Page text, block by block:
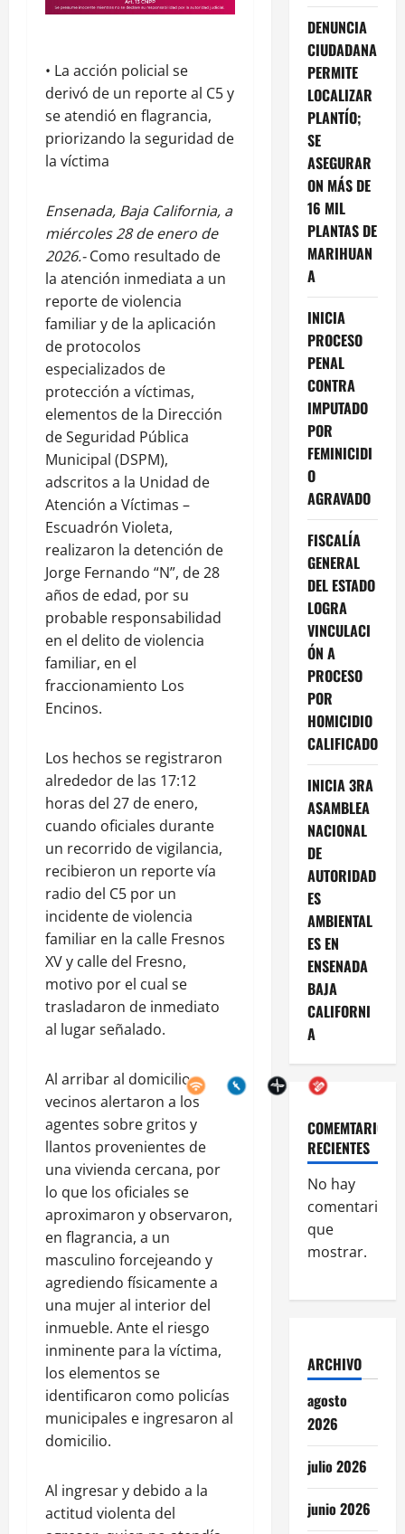
• La acción policial se
derivó de un reporte al C5 y
se atendió en flagrancia,
priorizando la seguridad de
la víctima
Ensenada, Baja California, a
miércoles 28 de enero de
2026.-Como resultado de
la atención inmediata a un
reporte de violencia
familiar y de la aplicación
de protocolos
especializados de
protección a víctimas,
elementos de la Dirección
de Seguridad Pública
Municipal (DSPM),
adscritos a la Unidad de
Atención a Víctimas –
Escuadrón Violeta,
realizaron la detención de
Jorge Fernando “N”, de 28
años de edad, por su
probable responsabilidad
en el delito de violencia
familiar, en el
fraccionamiento Los
Encinos.
Los hechos se registraron
alrededor de las 17:12
horas del 27 de enero,
cuando oficiales durante
un recorrido de vigilancia,
recibieron un reporte vía
radio del C5 por un
incidente de violencia
familiar en la calle Fresnos
XV y calle del Fresno,
motivo por el cual se
trasladaron de inmediato
al lugar señalado.
Al arribar al domicilio,
vecinos alertaron a los
agentes sobre gritos y
llantos provenientes de
una vivienda cercana, por
lo que los oficiales se
aproximaron y observaron,
en flagrancia, a un
masculino forcejeando y
agrediendo físicamente a
una mujer al interior del
inmueble. Ante el riesgo
inminente para la víctima,
los elementos se
identificaron como policías
municipales e ingresaron al
domicilio.
Al ingresar y debido a la
actitud violenta del
DENUNCIA
CIUDADANA
PERMITE
LOCALIZAR
PLANTÍO;
SE
ASEGURAR
ON MÁS DE
16 MIL
PLANTAS DE
MARIHUAN
A
INICIA
PROCESO
PENAL
CONTRA
IMPUTADO
POR
FEMINICIDI
O
AGRAVADO
FISCALÍA
GENERAL
DEL ESTADO
LOGRA
VINCULACI
ÓN A
PROCESO
POR
HOMICIDIO
CALIFICADO
INICIA 3RA
ASAMBLEA
NACIONAL
DE
AUTORIDAD
ES
AMBIENTAL
ES EN
ENSENADA
BAJA
CALIFORNI
A
COMEMTARIOS
RECIENTES
No hay
comentarios
que
mostrar.
ARCHIVO
agosto
2026
julio 2026
junio 2026